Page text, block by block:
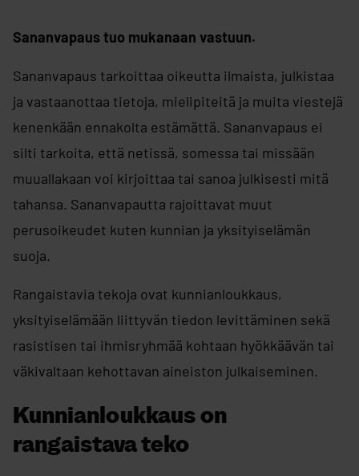
Sananvapaus tuo mukanaan vastuun.
Sananvapaus tarkoittaa oikeutta ilmaista, julkistaa
ja vastaanottaa tietoja, mielipiteitä ja muita viestejä
kenenkään ennakolta estämättä. Sananvapaus ei
silti tarkoita, että netissä, somessa tai missään
muuallakaan voi kirjoittaa tai sanoa julkisesti mitä
tahansa. Sananvapautta rajoittavat muut
perusoikeudet kuten kunnian ja yksityiselämän
suoja.
Rangaistavia tekoja ovat kunnianloukkaus,
yksityiselämään liittyvän tiedon levittäminen sekä
rasistisen tai ihmisryhmää kohtaan hyökkäävän tai
väkivaltaan kehottavan aineiston julkaiseminen.
Kunnianloukkaus on
rangaistava teko